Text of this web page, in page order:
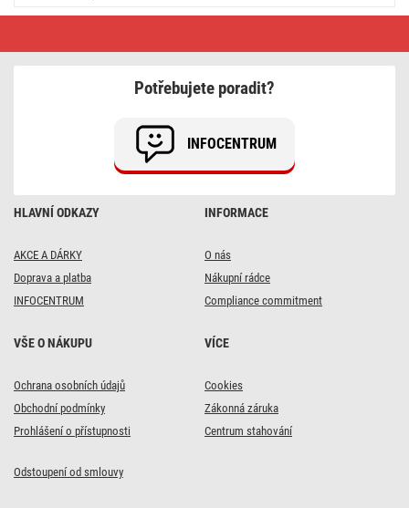
baterie
HLAVNÍ ODKAZY
AKCE A DÁRKY
Doprava a platba
INFOCENTRUM
INFORMACE
O nás
Nákupní rádce
Compliance commitment
VŠE O NÁKUPU
Ochrana osobních údajů
Obchodní podmínky
Prohlášení o přístupnosti
VÍCE
Cookies
Zákonná záruka
Centrum stahování
Odstoupení od smlouvy
Potřebujete poradit?
INFOCENTRUM